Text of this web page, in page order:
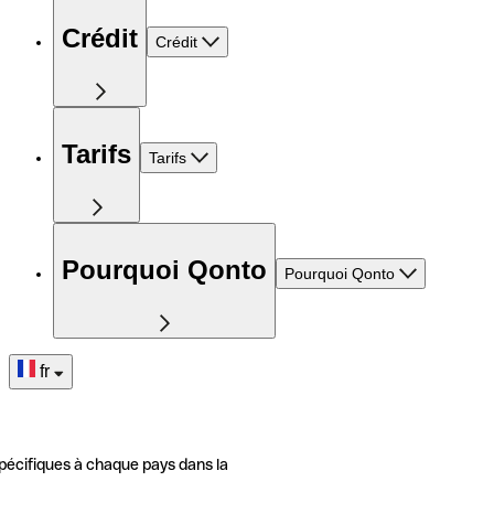
Crédit Crédit
Tarifs Tarifs
Pourquoi Qonto Pourquoi Qonto
fr
à chaque pays dans la